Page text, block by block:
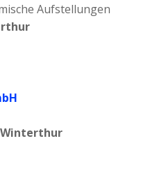
Aufstellungen
Winterthur